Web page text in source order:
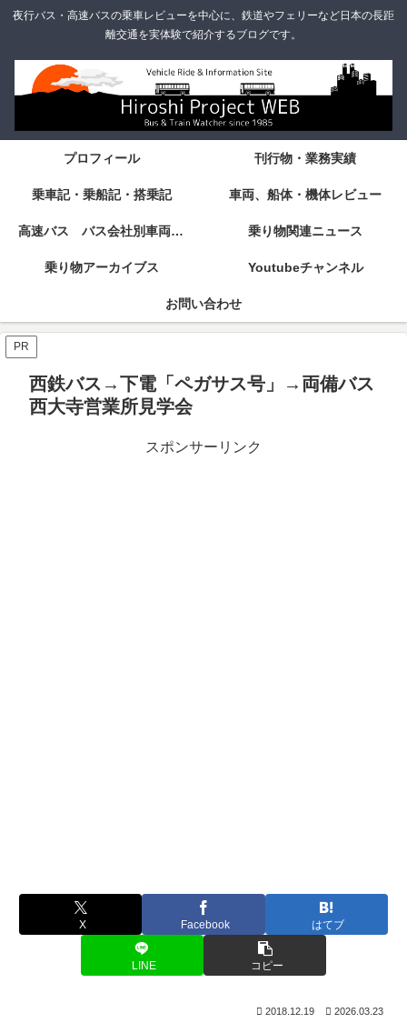
夜行バス・高速バスの乗車レビューを中心に、鉄道やフェリーなど日本の長距
離交通を実体験で紹介するブログです。
プロフィール 刊行物・業務実績
乗車記・乗船記・搭乗記 車両、船体・機体レビュー
高速バス バス会社別車両・設備・シート紹介 乗り物関連ニュース
乗り物アーカイブス Youtubeチャンネル
お問い合わせ
PR
西鉄バス→下電「ペガサス号」→両備バス
西大寺営業所見学会
スポンサーリンク
X Facebook はてブ
LINE コピー
2018.12.19 2026.03.23